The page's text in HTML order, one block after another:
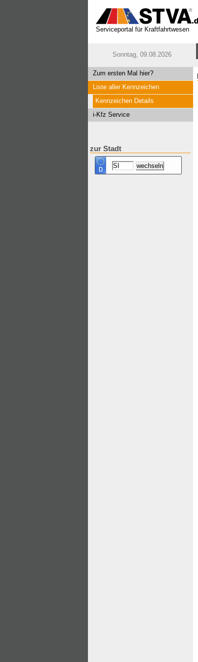
Serviceportal für Kraftfahrtwesen
Sonntag, 09.08.2026
Zum ersten Mal hier?
Liste aller Kennzeichen
Kennzeichen Details
i-Kfz Service
zur Stadt